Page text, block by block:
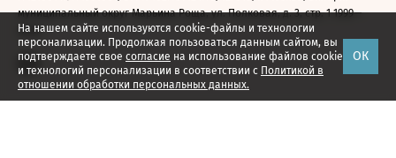
На нашем сайте используются cookie-файлы и технологии
персонализации. Продолжая пользоваться данным сайтом, вы
подтверждаете свое согласие на использование файлов cookie
и технологий персонализации в соответствии с Политикой в
отношении обработки персональных данных.
ОК
муниципальный округ Марьина Роща, ул. Полковая, д. 3, стр. 1 1999—
2026